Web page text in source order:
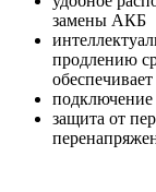
замены АКБ
продлению
защита от